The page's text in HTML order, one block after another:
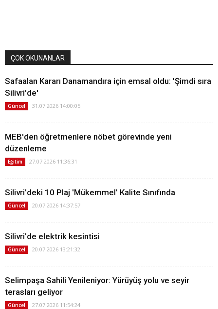
ÇOK OKUNANLAR
Safaalan Kararı Danamandıra için emsal oldu: 'Şimdi sıra
Silivri'de'
Güncel 31.07.2026 14:00:05
MEB'den öğretmenlere nöbet görevinde yeni
düzenleme
Eğitim 27.07.2026 11:36:31
Silivri'deki 10 Plaj 'Mükemmel' Kalite Sınıfında
Güncel 20.07.2026 14:37:57
Silivri'de elektrik kesintisi
Güncel 20.07.2026 13:21:32
Selimpaşa Sahili Yenileniyor: Yürüyüş yolu ve seyir
terasları geliyor
Güncel 27.07.2026 11:54:24